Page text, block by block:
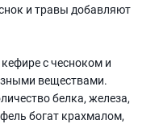
и травы добавляют
с чесноком и
веществами.
белка, железа,
богат крахмалом,